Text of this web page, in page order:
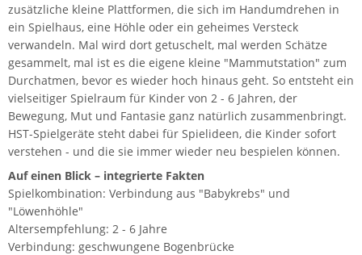
zusätzliche kleine Plattformen, die sich im Handumdrehen in
ein Spielhaus, eine Höhle oder ein geheimes Versteck
verwandeln. Mal wird dort getuschelt, mal werden Schätze
gesammelt, mal ist es die eigene kleine "Mammutstation" zum
Durchatmen, bevor es wieder hoch hinaus geht. So entsteht ein
vielseitiger Spielraum für Kinder von 2 - 6 Jahren, der
Bewegung, Mut und Fantasie ganz natürlich zusammenbringt.
HST-Spielgeräte steht dabei für Spielideen, die Kinder sofort
verstehen - und die sie immer wieder neu bespielen können.
Auf einen Blick – integrierte Fakten
Spielkombination: Verbindung aus "Babykrebs" und
"Löwenhöhle"
Altersempfehlung: 2 - 6 Jahre
Verbindung: geschwungene Bogenbrücke